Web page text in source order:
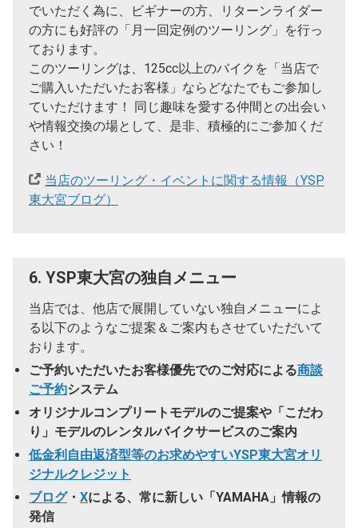
でいただく為に、ビギナーの方、リターンライダー
の方にも好評の「月一回定例のツーリング」を行っ
ております。
このツーリングは、125cc以上のバイクを「当店で
ご購入いただいたお客様」ならどなたでもご参加し
ていただけます！ 同じ趣味を愛する仲間との出会い
や情報交換の場として、是非、積極的にご参加くだ
さい！
当店のツーリング・イベントに関する情報（YSP
東大宮ブログ）
6. YSP東大宮の独自メニュー
当店では、他店で展開していない独自メニューによ
る以下のようなご提案＆ご案内もさせていただいて
おります。
ご予約いただいたお客様優先でのご対応による商談
ご予約システム
オリジナルコンプリートモデルのご提案や「こだわ
り」モデルのレンタルバイクサービスのご案内
低金利自由返済型等のお求めやすいYSP東大宮オリ
ジナルクレジット
ブログ・ Xによる、常に新しい「YAMAHA」情報の
発信